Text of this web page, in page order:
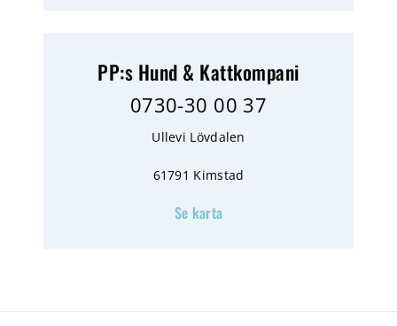
PP:s Hund & Kattkompani
0730-30 00 37
Ullevi Lövdalen
61791 Kimstad
Se karta